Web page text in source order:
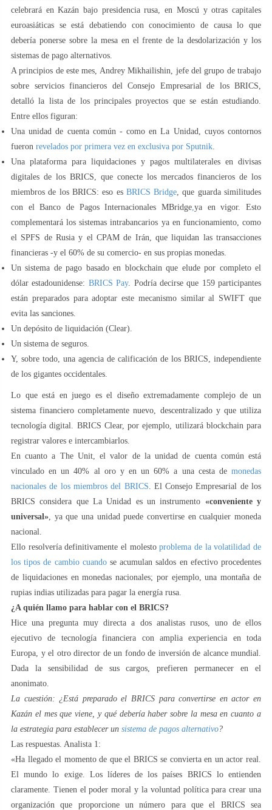
celebrará en Kazán bajo presidencia rusa, en Moscú y otras capitales
euroasiáticas se está debatiendo con conocimiento de causa lo que
debería ponerse sobre la mesa en el frente de la desdolarización y los
sistemas de pago alternativos.
A principios de este mes, Andrey Mikhailishin, jefe del grupo de trabajo
sobre servicios financieros del Consejo Empresarial de los BRICS,
detalló la lista de los principales proyectos que se están estudiando.
Entre ellos figuran:
Una unidad de cuenta común - como en La Unidad, cuyos contornos
fueron revelados por primera vez en exclusiva por Sputnik
Una plataforma para liquidaciones y pagos multilaterales en divisas
digitales de los BRICS, que conecte los mercados financieros de los
miembros de los BRICS: eso es BRICS Bridge , que guarda similitudes
con el Banco de Pagos Internacionales MBridge ya en vigor. Esto
complementará los sistemas intrabancarios ya en funcionamiento, como
el SPFS de Rusia y el CPAM de Irán, que liquidan las transacciones
financieras -y el 60% de su comercio- en sus propias monedas.
Un sistema de pago basado en blockchain que elude por completo el
dólar estadounidense: BRICS Pay. Podría decirse que 159 participantes
están preparados para adoptar este mecanismo similar al SWIFT que
evita las sanciones.
Un depósito de liquidación (Clear).
Un sistema de seguros.
Y, sobre todo, una agencia de calificación de los BRICS, independiente
de los gigantes occidentales.
Lo que está en juego es el diseño extremadamente complejo de un
sistema financiero completamente nuevo, descentralizado y que utiliza
tecnología digital. BRICS Clear, por ejemplo, utilizará blockchain para
registrar valores e intercambiarlos.
En cuanto a The Unit, el valor de la unidad de cuenta común está
vinculado en un 40% al oro y en un 60% a una cesta de monedas
nacionales de los miembros del BRICS . El Consejo Empresarial de los
BRICS considera que La Unidad es un instrumento «conveniente y
universal» , ya que una unidad puede convertirse en cualquier moneda
nacional.
Ello resolvería definitivamente el molestoproblema de la volatilidad de
los tipos de cambio cuandose acumulan saldos en efectivo procedentes
de liquidaciones en monedas nacionales; por ejemplo, una montaña de
rupias indias utilizadas para pagar la energía rusa.
¿A quién llamo para hablar con el BRICS?
Hice una pregunta muy directa a dos analistas rusos, uno de ellos
ejecutivo de tecnología financiera con amplia experiencia en toda
Europa, y el otro director de un fondo de inversión de alcance mundial.
Dada la sensibilidad de sus cargos, prefieren permanecer en el
anonimato.
La cuestión: ¿Está preparado el BRICS para convertirse en actor en
Kazán el mes que viene, y qué debería haber sobre la mesa en cuanto a
la estrategia para establecer un sistema de pagos alternativo?
Las respuestas. Analista 1:
«Ha llegado el momento de que el BRICS se convierta en un actor real.
El mundo lo exige. Los líderes de los países BRICS lo entienden
claramente. Tienen el poder moral y la voluntad política para crear una
organización que proporcione un número para que el BRICS sea